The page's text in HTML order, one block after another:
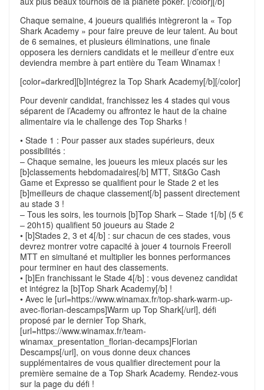
Chaque semaine, 4 joueurs qualifiés intègreront la « Top
Shark Academy » pour faire preuve de leur talent. Au bout
de 6 semaines, et plusieurs éliminations, une finale
opposera les derniers candidats et le meilleur d’entre eux
deviendra membre à part entière du Team Winamax !
[color=darkred][b]Intégrez la Top Shark Academy[/b][/color]
Pour devenir candidat, franchissez les 4 stades qui vous
séparent de l’Academy ou affrontez le haut de la chaine
alimentaire via le challenge des Top Sharks !
• Stade 1 : Pour passer aux stades supérieurs, deux
possibilités :
– Chaque semaine, les joueurs les mieux placés sur les
[b]classements hebdomadaires[/b] MTT, Sit&Go Cash
Game et Expresso se qualifient pour le Stade 2 et les
[b]meilleurs de chaque classement[/b] passent directement
au stade 3 !
– Tous les soirs, les tournois [b]Top Shark – Stade 1[/b] (5 €
– 20h15) qualifient 50 joueurs au Stade 2
• [b]Stades 2, 3 et 4[/b] : sur chacun de ces stades, vous
devrez montrer votre capacité à jouer 4 tournois Freeroll
MTT en simultané et multiplier les bonnes performances
pour terminer en haut des classements.
• [b]En franchissant le Stade 4[/b] : vous devenez candidat
et intégrez la [b]Top Shark Academy[/b] !
• Avec le [url=https://www.winamax.fr/top-shark-warm-up-
avec-florian-descamps]Warm up Top Shark[/url], défi
proposé par le dernier Top Shark,
[url=https://www.winamax.fr/team-
winamax_presentation_florian-decamps]Florian
Descamps[/url], on vous donne deux chances
supplémentaires de vous qualifier directement pour la
première semaine de a Top Shark Academy. Rendez-vous
sur la page du défi !